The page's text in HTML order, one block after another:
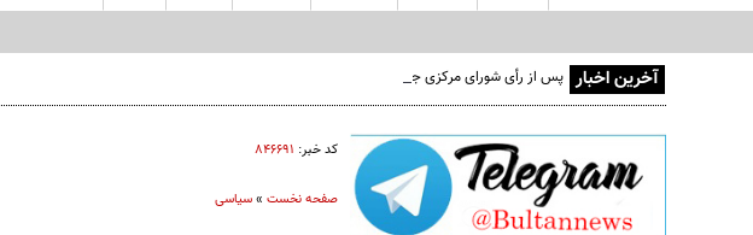
آخرین اخبار پس از رأی شورای مرکزی جبهه ایران اسلامی؛ اعضای حقیقی و حقوقی دفتر سیاسی مشخص شدند
کد خبر: ۸۴۶۶۹۱
صفحه نخست»سیاسی